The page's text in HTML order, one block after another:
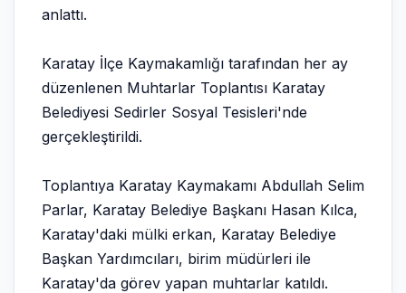
anlattı.
Karatay İlçe Kaymakamlığı tarafından her ay
düzenlenen Muhtarlar Toplantısı Karatay
Belediyesi Sedirler Sosyal Tesisleri'nde
gerçekleştirildi.
Toplantıya Karatay Kaymakamı Abdullah Selim
Parlar, Karatay Belediye Başkanı Hasan Kılca,
Karatay'daki mülki erkan, Karatay Belediye
Başkan Yardımcıları, birim müdürleri ile
Karatay'da görev yapan muhtarlar katıldı.